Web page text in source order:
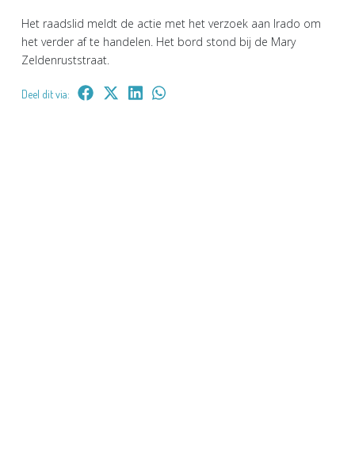
Het raadslid meldt de actie met het verzoek aan Irado om
het verder af te handelen. Het bord stond bij de Mary
Zeldenruststraat.
Deel dit via: